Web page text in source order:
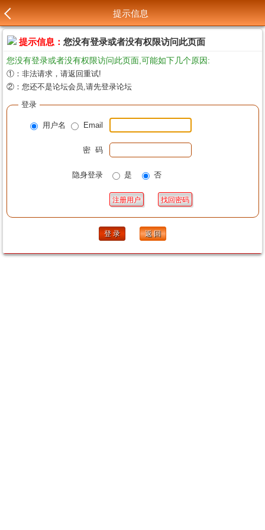
提示信息
提示信息： 您没有登录或者没有权限访问此页面
您没有登录或者没有权限访问此页面,可能如下几个原因:
①：非法请求，请返回重试!
②：您还不是论坛会员,请先登录论坛
登录
用户名 Email
密 码
隐身登录 是 否